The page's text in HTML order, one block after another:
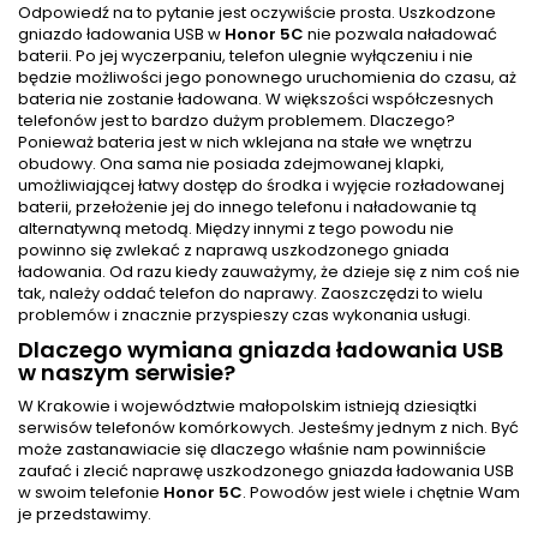
Odpowiedź na to pytanie jest oczywiście prosta. Uszkodzone
gniazdo ładowania USB w Honor 5C nie pozwala naładować
baterii. Po jej wyczerpaniu, telefon ulegnie wyłączeniu i nie
będzie możliwości jego ponownego uruchomienia do czasu, aż
bateria nie zostanie ładowana. W większości współczesnych
telefonów jest to bardzo dużym problemem. Dlaczego?
Ponieważ bateria jest w nich wklejana na stałe we wnętrzu
obudowy. Ona sama nie posiada zdejmowanej klapki,
umożliwiającej łatwy dostęp do środka i wyjęcie rozładowanej
baterii, przełożenie jej do innego telefonu i naładowanie tą
alternatywną metodą. Między innymi z tego powodu nie
powinno się zwlekać z naprawą uszkodzonego gniada
ładowania. Od razu kiedy zauważymy, że dzieje się z nim coś nie
tak, należy oddać telefon do naprawy. Zaoszczędzi to wielu
problemów i znacznie przyspieszy czas wykonania usługi.
Dlaczego wymiana gniazda ładowania USB
w naszym serwisie?
W Krakowie i województwie małopolskim istnieją dziesiątki
serwisów telefonów komórkowych. Jesteśmy jednym z nich. Być
może zastanawiacie się dlaczego właśnie nam powinniście
zaufać i zlecić naprawę uszkodzonego gniazda ładowania USB
w swoim telefonie Honor 5C. Powodów jest wiele i chętnie Wam
je przedstawimy.